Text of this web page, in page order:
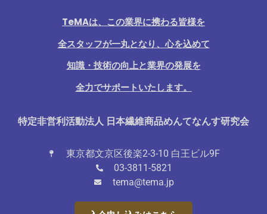
TeMAは、この業界に携わる皆様を
全スタッフが一丸となり、心を込めて
知識・技術の向上と業界の発展を
全力でサポートいたします。
特定非営利活動法人 日本繊維商品めんてなんす研究会
東京都文京区後楽2-3-10 白王ビル9F
03-3811-5821
tema@tema.jp